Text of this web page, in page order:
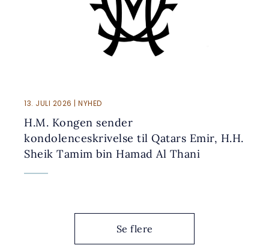
13. JULI 2026 | NYHED
H.M. Kongen sender
kondolenceskrivelse til Qatars Emir, H.H.
Sheik Tamim bin Hamad Al Thani
Se flere